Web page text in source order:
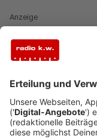
Anzeige
Vier Jahre lang
Darunter
und
Dancemusik. Wie
Schulte zu